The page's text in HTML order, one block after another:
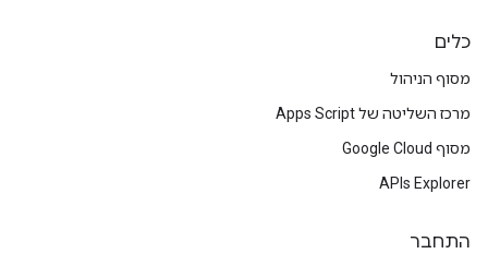
כלים
מסוף הניהול
מרכז השליטה של Apps Script
מסוף Google Cloud
APIs Explorer
התחבר